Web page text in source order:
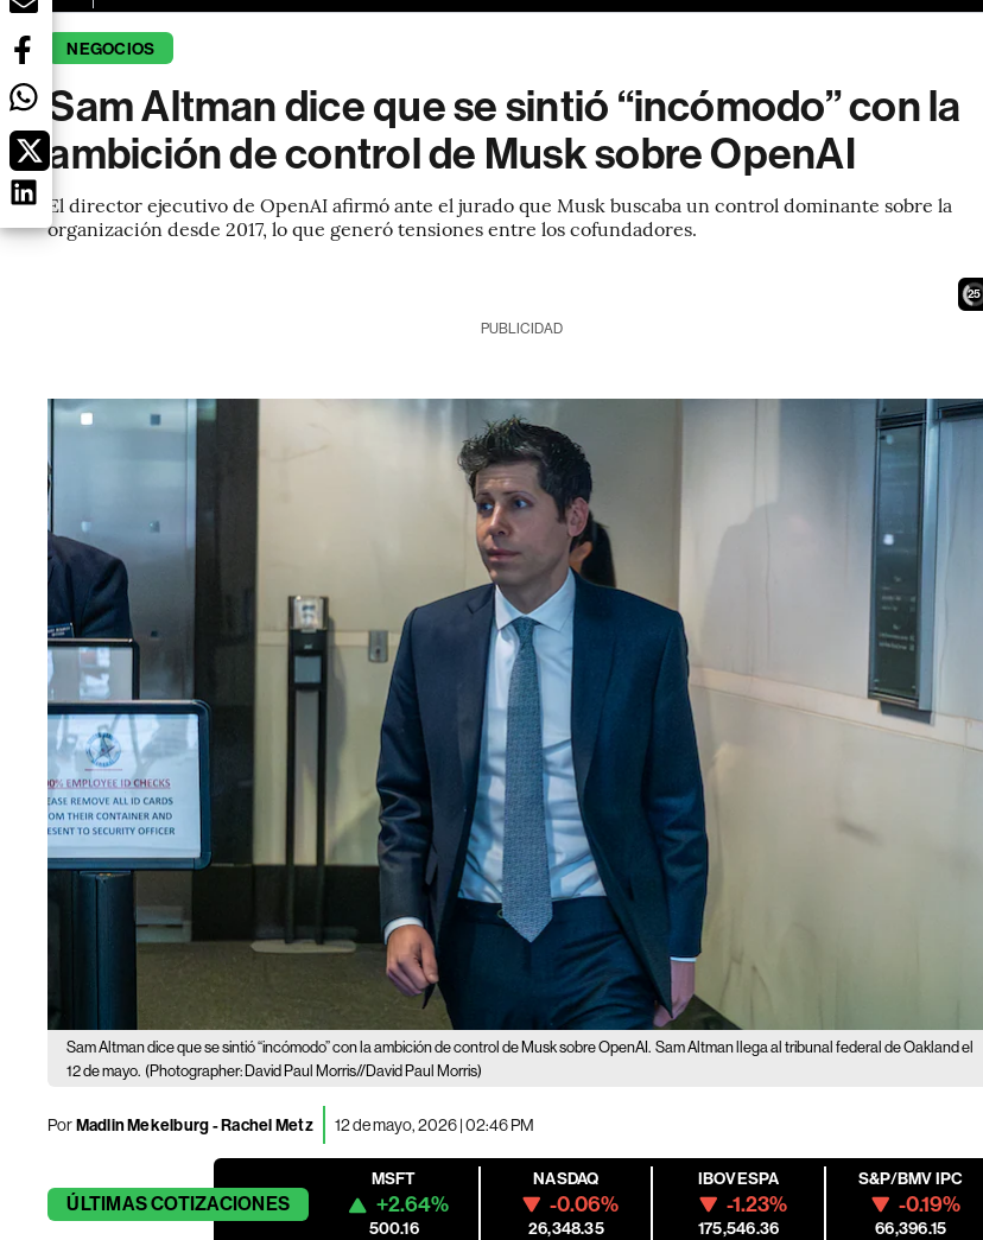
NEGOCIOS
Sam Altman dice que se sintió “incómodo” con la
ambición de control de Musk sobre OpenAI
El director ejecutivo de OpenAI afirmó ante el jurado que Musk buscaba un control dominante sobre la
organización desde 2017, lo que generó tensiones entre los cofundadores.
24
PUBLICIDAD
Sam Altman dice que se sintió “incómodo” con la ambición de control de Musk sobre OpenAI. Sam Altman llega al tribunal federal de Oakland el
12 de mayo. (Photographer: David Paul Morris//David Paul Morris)
PorMadlin Mekelburg - Rachel Metz 12 de mayo, 2026 | 02:46 PM
ÚLTIMASCOTIZACIONES
MSFT
+2.64%
500.16
NASDAQ
-0.06%
26,348.35
IBOVESPA
-1.23%
175,546.36
S&P/BMV IPC
-0.19%
66,396.15